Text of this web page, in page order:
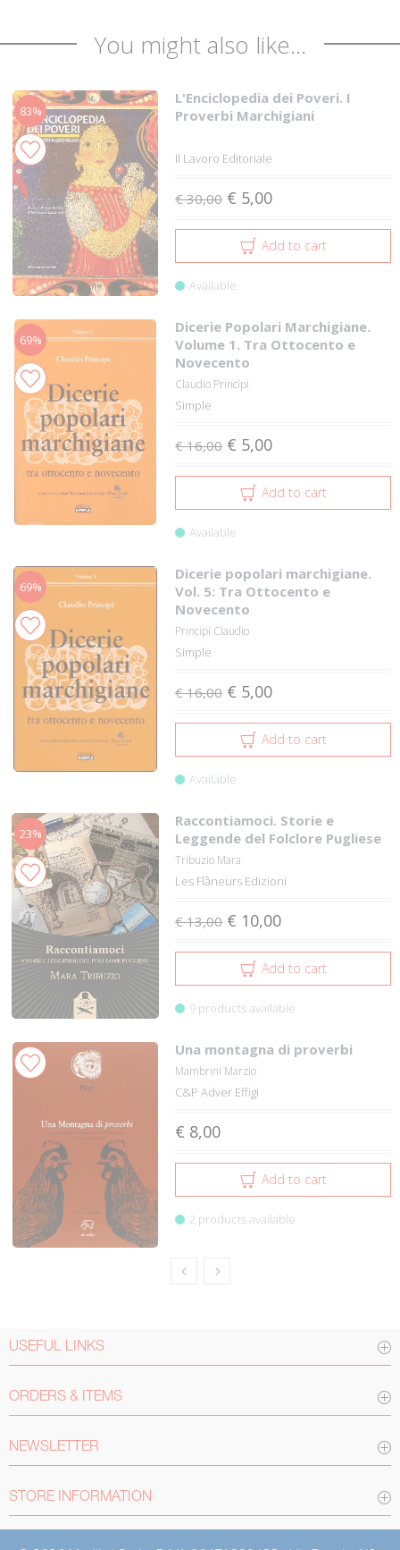
You might also like...
83%
L'Enciclopedia dei Poveri. I
Proverbi Marchigiani
Il Lavoro Editoriale
€ 30,00 € 5,00
Add to cart
Available
69%
Dicerie Popolari Marchigiane.
Volume 1. Tra Ottocento e
Novecento
Claudio Principi
Simple
€ 16,00 € 5,00
Add to cart
Available
69%
Dicerie popolari marchigiane.
Vol. 5: Tra Ottocento e
Novecento
Principi Claudio
Simple
€ 16,00 € 5,00
Add to cart
Available
23%
Raccontiamoci. Storie e
Leggende del Folclore Pugliese
Tribuzio Mara
Les Flâneurs Edizioni
€ 13,00 € 10,00
Add to cart
9 products available
Una montagna di proverbi
Mambrini Marzio
C&P Adver Effigi
€ 8,00
Add to cart
2 products available
USEFUL LINKS
ORDERS & ITEMS
NEWSLETTER
STORE INFORMATION